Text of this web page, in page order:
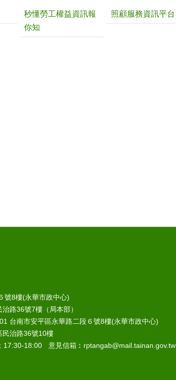
秒懂勞工權益資訊報
你知
照顧服務資訊平台
號8樓(永華市政中心)
路36號7樓（局本部）
台南市安平區永華路二段６號8樓(永華市政中心)
民治路36號10樓
17:30-18:00 意見信箱︰rptangab@mail.tainan.gov.tw